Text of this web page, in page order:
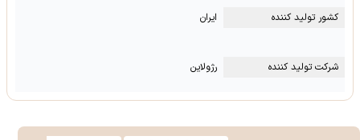
کشور تولید کننده ایران
شرکت تولید کننده رژولاین